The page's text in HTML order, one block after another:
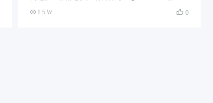
绍：这个电报电影群创建的时间挺长的，算是比较早
的电影群了，主要分享热门电影、最新电影，提供在
1.5 W  0